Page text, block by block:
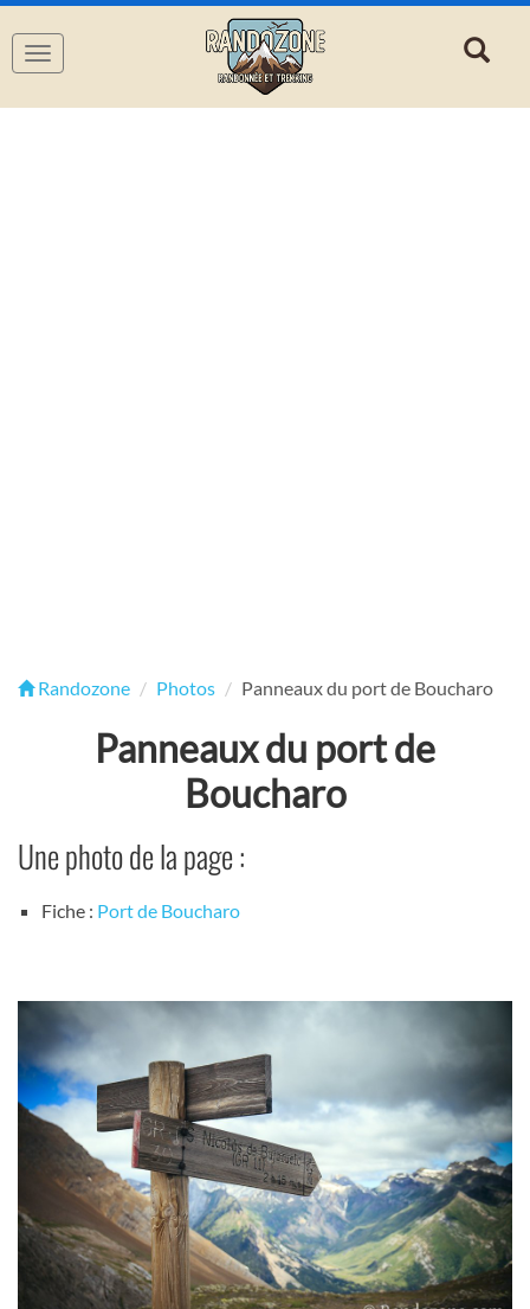
Navigation
Randozone Photos Panneaux du port de Boucharo
Panneaux du port de
Boucharo
Une photo de la page :
Fiche : Port de Boucharo